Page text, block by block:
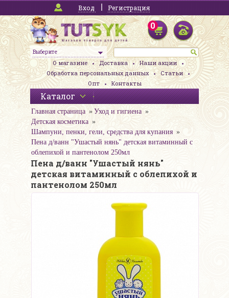
Вход Регистрация
Выберите
0
О магазине Доставка
Наши акции
Обработка персональных данных
Статьи
Опт
Контакты
Каталог
Главная страница
Уход и гигиена
Детская косметика
Шампуни, пенки, гели, средства для купания
Пена д/ванн "Ушастый нянь" детская витаминный с
облепихой и пантенолом 250мл
Пена д/ванн "Ушастый нянь"
детская витаминный с облепихой и
пантенолом 250мл